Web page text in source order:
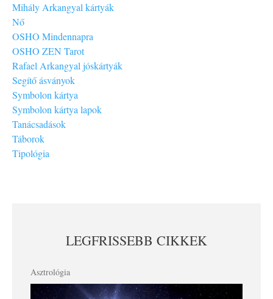
Mihály Arkangyal kártyák
Nő
OSHO Mindennapra
OSHO ZEN Tarot
Rafael Arkangyal jóskártyák
Segítő ásványok
Symbolon kártya
Symbolon kártya lapok
Tanácsadások
Táborok
Tipológia
LEGFRISSEBB CIKKEK
Asztrológia